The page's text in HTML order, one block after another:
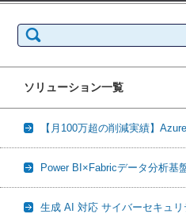
索:
ソリューション一覧
【月100万超の削減実績】
Power BI×Fabricデータ分析基
生成 AI 対応 サイバーセキュリ